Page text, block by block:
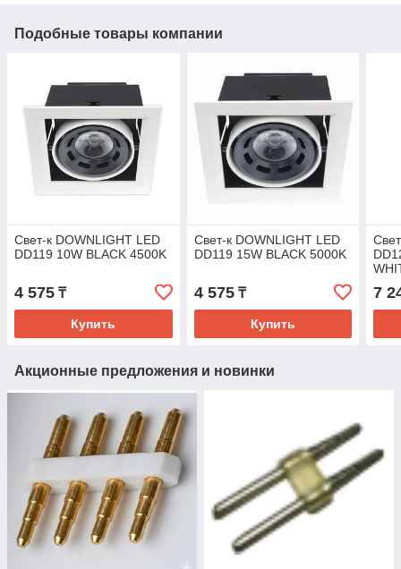
Подобные товары компании
Свет-к DOWNLIGHT LED
DD119 10W BLACK 4500K
4 575 ₸
Купить
Свет-к DOWNLIGHT LED
DD119 15W BLACK 5000K
4 575₸
Купить
7
Акционные предложения и новинки